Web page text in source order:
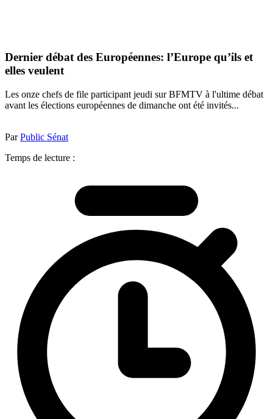
Dernier débat des Européennes: l’Europe qu’ils et
elles veulent
Les onze chefs de file participant jeudi sur BFMTV à l'ultime débat
avant les élections européennes de dimanche ont été invités...
ParPublic Sénat
Temps de lecture :